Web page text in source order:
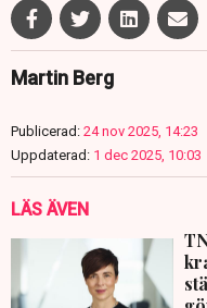
Martin Berg
Publicerad: 24 nov 2025, 14:23
Uppdaterad: 1 dec 2025, 10:03
LÄS ÄVEN